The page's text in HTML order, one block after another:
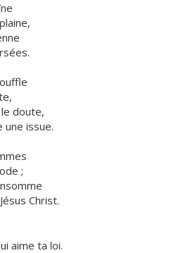
doute,
une issue.
;
Christ.
aime ta loi.